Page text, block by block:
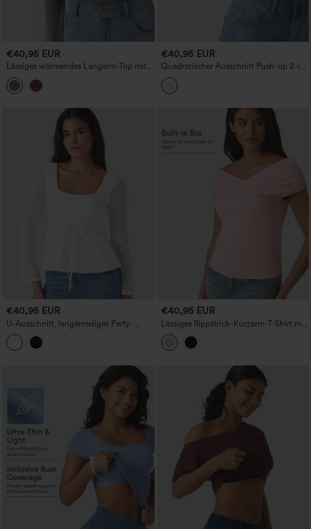
€40,95 EUR
Lässiges wärmendes Langarm-Top mit
Push-Up-geformten Cups und
Kerbenausschnitt.
€40,95 EUR
Quadratischer Ausschnitt Push-up 2-in-
1 Langarm gerafftes Casual-T-Shirt – für
D/DD/DDD/F-Cups
€40,95 EUR
U-Ausschnitt, langärmeliges Party-
Babydoll-Top mit kontrastierender
Spitze und Kordelzug
€40,95 EUR
Lässiges Rippstrick-Kurzarm-T-Shirt mit
integriertem BH